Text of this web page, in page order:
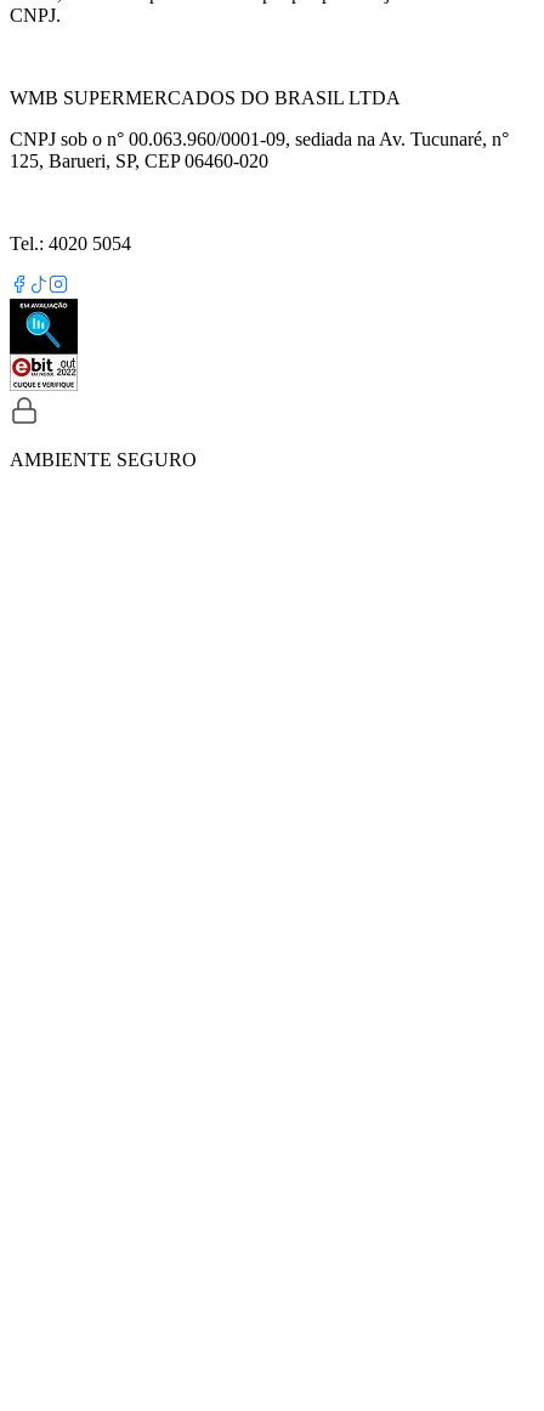
CNPJ.
WMB SUPERMERCADOS DO BRASIL LTDA
CNPJ sob o n° 00.063.960/0001-09, sediada na Av. Tucunaré, n°
125, Barueri, SP, CEP 06460-020
Tel.: 4020 5054
AMBIENTE SEGURO